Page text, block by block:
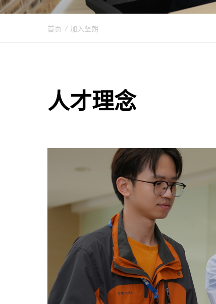
首页 / 加入坚朗
人才理念